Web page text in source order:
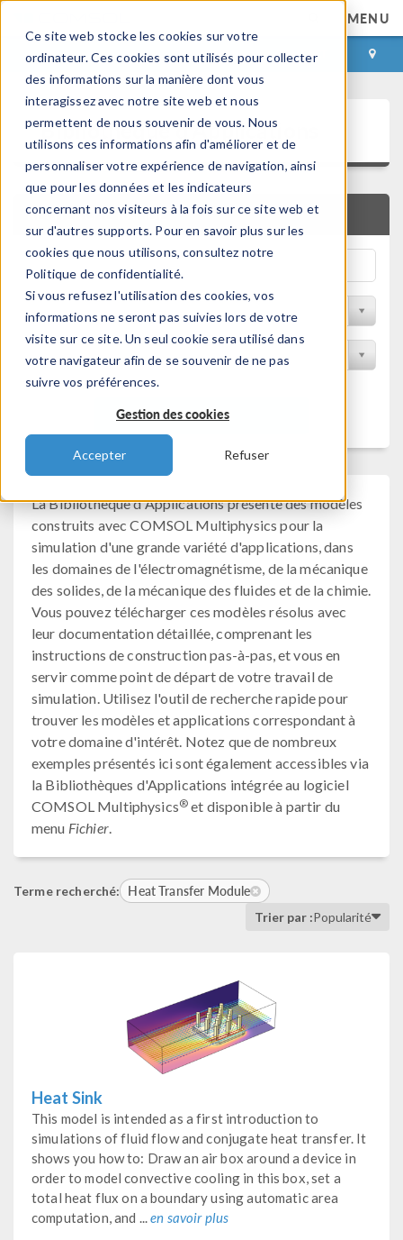
Ce site web stocke les cookies sur votre
ordinateur. Ces cookies sont utilisés pour collecter
des informations sur la manière dont vous
interagissez avec notre site web et nous
permettent de nous souvenir de vous. Nous
utilisons ces informations afin d'améliorer et de
personnaliser votre expérience de navigation, ainsi
que pour les données et les indicateurs
concernant nos visiteurs à la fois sur ce site web et
sur d'autres supports. Pour en savoir plus sur les
cookies que nous utilisons, consultez notre
Politique de confidentialité.
Si vous refusez l'utilisation des cookies, vos
informations ne seront pas suivies lors de votre
visite sur ce site. Un seul cookie sera utilisé dans
votre navigateur afin de se souvenir de ne pas
suivre vos préférences.
Gestion des cookies
Accepter Refuser
MENU
CONNEXION CONTACT
Bibliothèque d'Applications
RECHERCHE RAPIDE
Trier par Discipline
Filtrer par produit
Filtrer
La Bibliothèque d'Applications présente des modèles
construits avec COMSOL Multiphysics pour la
simulation d'une grande variété d'applications, dans
les domaines de l'électromagnétisme, de la mécanique
des solides, de la mécanique des fluides et de la chimie.
Vous pouvez télécharger ces modèles résolus avec
leur documentation détaillée, comprenant les
instructions de construction pas-à-pas, et vous en
servir comme point de départ de votre travail de
simulation. Utilisez l'outil de recherche rapide pour
trouver les modèles et applications correspondant à
votre domaine d'intérêt. Notez que de nombreux
exemples présentés ici sont également accessibles via
la Bibliothèques d'Applications intégrée au logiciel
COMSOL Multiphysics® et disponible à partir du
menu Fichier.
Terme recherché: Heat Transfer Module
Trier par :Popularité
Heat Sink
This model is intended as a first introduction to
simulations of fluid flow and conjugate heat transfer. It
shows you how to: Draw an air box around a device in
order to model convective cooling in this box, set a
total heat flux on a boundary using automatic area
computation, and ...en savoir plus